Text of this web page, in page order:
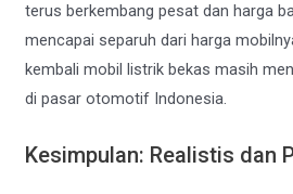
terus berkembang pesat dan harga
mencapai separuh dari harga
kembali mobil listrik bekas masih
di pasar otomotif Indonesia.
Kesimpulan: Realistis dan